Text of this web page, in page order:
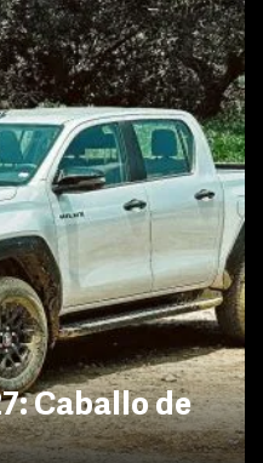
Caballo de